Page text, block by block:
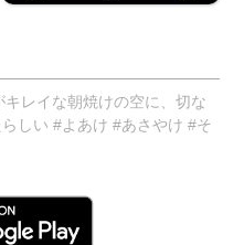
レイな朝焼けの空に、切な
しい #よあけ #あさやけ #そ